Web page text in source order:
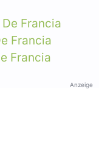
Francia
Francia
Francia
Anzeige